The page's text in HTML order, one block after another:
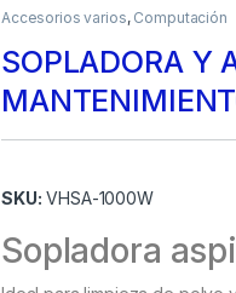
Accesorios varios, Computación
SOPLADORA Y
SKU: VHSA-1000W
Sopladora